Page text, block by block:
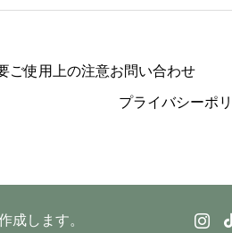
ご使用上の注意お問い合わせ
プライバシーポ
成します。